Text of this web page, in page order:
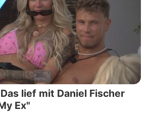
lief mit Daniel Fischer
Ex"